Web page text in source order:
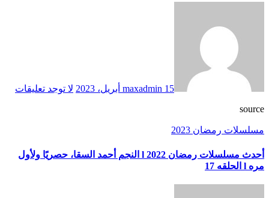
maxadmin 15 أبريل، 2023
لا توجد تعليقات
source
مسلسلات رمضان 2023
أحدث مسلسلات رمضان 2022 l النجم أحمد السقا، حصريًا ولأول
مره l الحلقه 17